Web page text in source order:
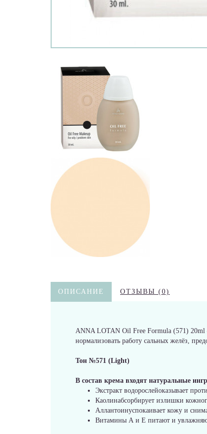
ОПИСАНИЕ ОТЗЫВЫ (0)
ANNA LOTAN Oil Free Formula (571)
нормализовать работу сальных желёз,
Тон №571 (Light)
В состав крема входят натуральные
Экстракт водорослейоказывает
Каолинабсорбирует излишки
Аллантоинуспокаивает кожу и
Витамины А и Е питают и